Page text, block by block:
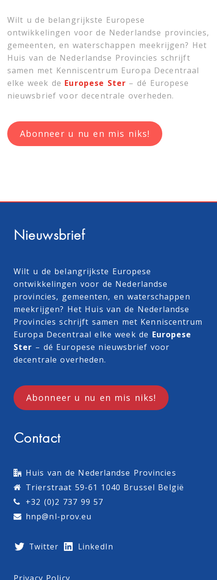
Wilt u de belangrijkste Europese
ontwikkelingen voor de Nederlandse provincies,
gemeenten, en waterschappen meekrijgen? Het
Huis van de Nederlandse Provincies schrijft
samen met Kenniscentrum Europa Decentraal
elke week de Europese Ster – dé Europese
nieuwsbrief voor decentrale overheden.
Abonneer u nu en mis niks!
Nieuwsbrief
Wilt u de belangrijkste Europese
ontwikkelingen voor de Nederlandse
provincies, gemeenten, en waterschappen
meekrijgen? Het Huis van de Nederlandse
Provincies schrijft samen met Kenniscentrum
Europa Decentraal elke week de Europese
Ster – dé Europese nieuwsbrief voor
decentrale overheden.
Abonneer u nu en mis niks!
Contact
Huis van de Nederlandse Provincies
Trierstraat 59-61 1040 Brussel België
+32 (0)2 737 99 57
hnp@nl-prov.eu
Twitter LinkedIn